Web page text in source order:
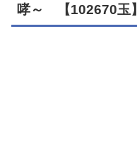
哮～ 【102670玉】